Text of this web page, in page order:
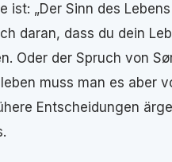
ist: „Der Sinn des
daran, dass du dein
Oder der Spruch von
muss man es aber
Entscheidungen